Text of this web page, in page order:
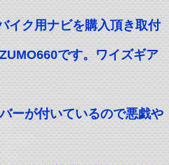
イク用ナビを購入頂き取付
です。ワイズギア
ーが付いているので悪戯や